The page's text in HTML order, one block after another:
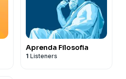
Aprenda Filosofia
1 Listeners